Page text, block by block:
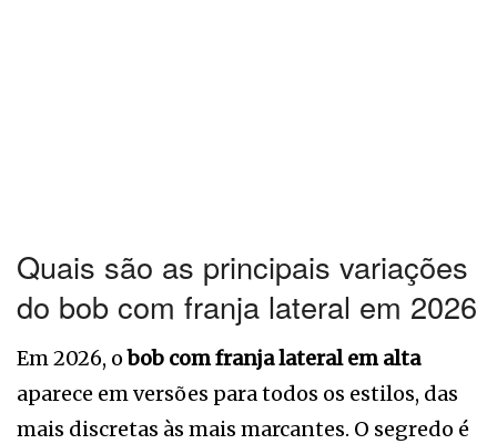
Quais são as principais variações
do bob com franja lateral em 2026
Em 2026, obob com franja lateral em alta
aparece em versões para todos os estilos, das
mais discretas às mais marcantes. O segredo é